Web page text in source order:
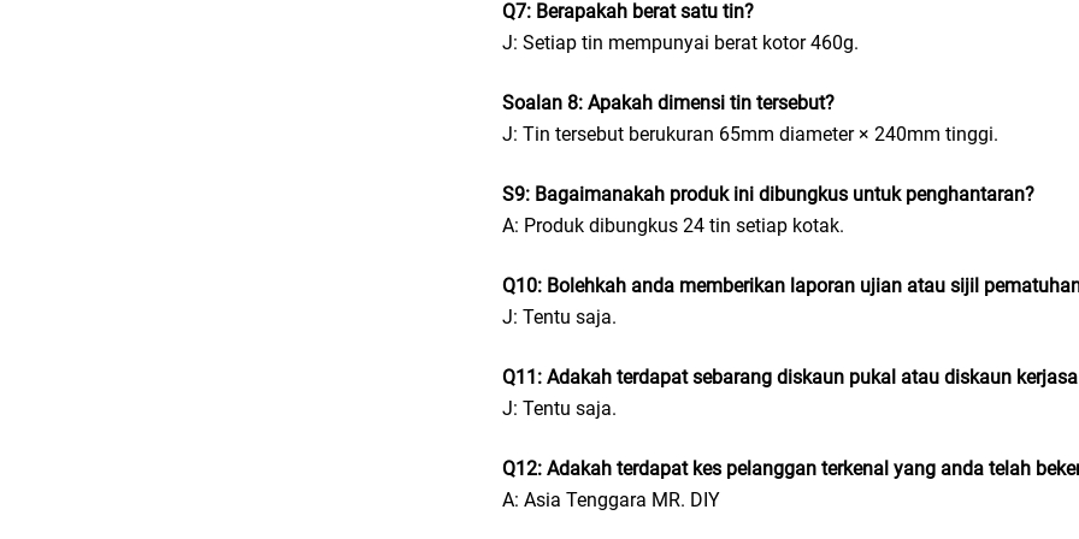
Q7: Berapakah berat satu tin?
J: Setiap tin mempunyai berat kotor 460g.
Soalan 8: Apakah dimensi tin tersebut?
J: Tin tersebut berukuran 65mm diameter × 240mm tinggi.
S9: Bagaimanakah produk ini dibungkus untuk penghantaran?
A: Produk dibungkus 24 tin setiap kotak.
Q10: Bolehkah anda memberikan laporan ujian atau sijil
J: Tentu saja.
Q11: Adakah terdapat sebarang diskaun pukal atau diskaun
J: Tentu saja.
Q12: Adakah terdapat kes pelanggan terkenal yang anda telah
A: Asia Tenggara MR. DIY